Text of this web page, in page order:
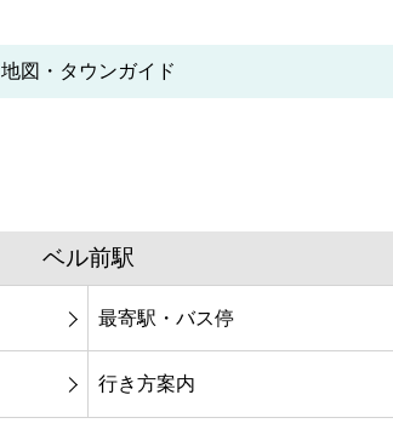
地図・タウンガイド
ベル前駅
最寄駅・バス停
行き方案内